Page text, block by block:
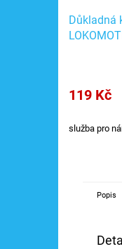
Důkladná
119 Kč
služba pro
Popis